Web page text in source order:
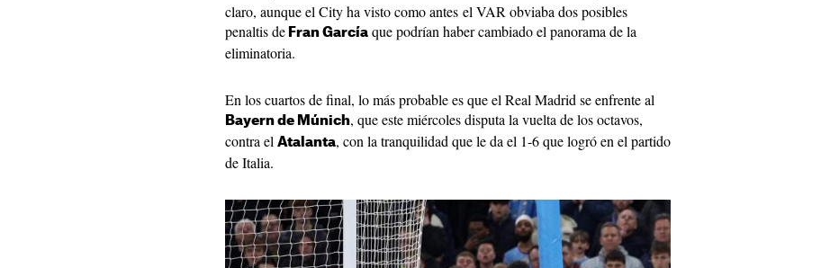
claro, aunque el City ha visto como antes el VAR obviaba dos posibles
penaltis de Fran García que podrían haber cambiado el panorama de la
eliminatoria.
En los cuartos de final, lo más probable es que el Real Madrid se enfrente al
Bayern de Múnich, que este miércoles disputa la vuelta de los octavos,
contra el Atalanta, con la tranquilidad que le da el 1-6 que logró en el partido
de Italia.